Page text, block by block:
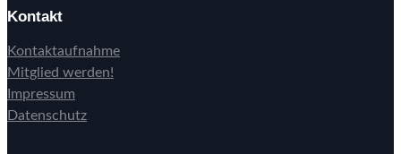
Kontakt
Kontaktaufnahme
Mitglied werden!
Impressum
Datenschutz